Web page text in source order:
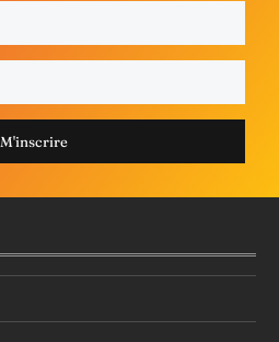
M'inscrire